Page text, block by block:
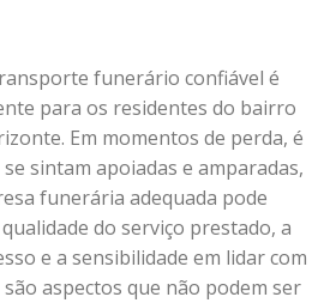
funerário confiável é
para os residentes do bairro
Em momentos de perda, é
sintam apoiadas e amparadas,
funerária adequada pode
do serviço prestado, a
e a sensibilidade em lidar com
aspectos que não podem ser